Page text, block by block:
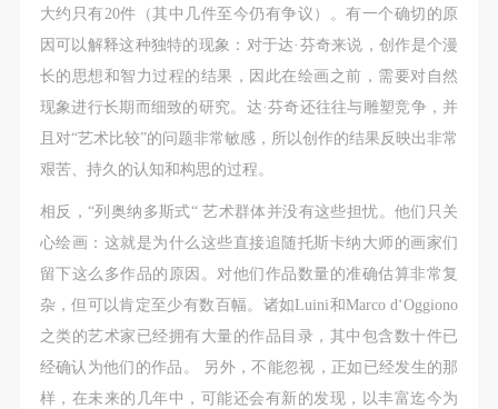
大约只有20件（其中几件至今仍有争议）。有一个确切的原
因可以解释这种独特的现象：对于达·芬奇来说，创作是个漫
长的思想和智力过程的结果，因此在绘画之前，需要对自然
现象进行长期而细致的研究。达·芬奇还往往与雕塑竞争，并
且对“艺术比较”的问题非常敏感，所以创作的结果反映出非常
艰苦、持久的认知和构思的过程。
相反，“列奥纳多斯式“ 艺术群体并没有这些担忧。他们只关
心绘画：这就是为什么这些直接追随托斯卡纳大师的画家们
留下这么多作品的原因。对他们作品数量的准确估算非常复
杂，但可以肯定至少有数百幅。诸如Luini和Marco dʻOggiono
之类的艺术家已经拥有大量的作品目录，其中包含数十件已
经确认为他们的作品。 另外，不能忽视，正如已经发生的那
样，在未来的几年中，可能还会有新的发现，以丰富迄今为